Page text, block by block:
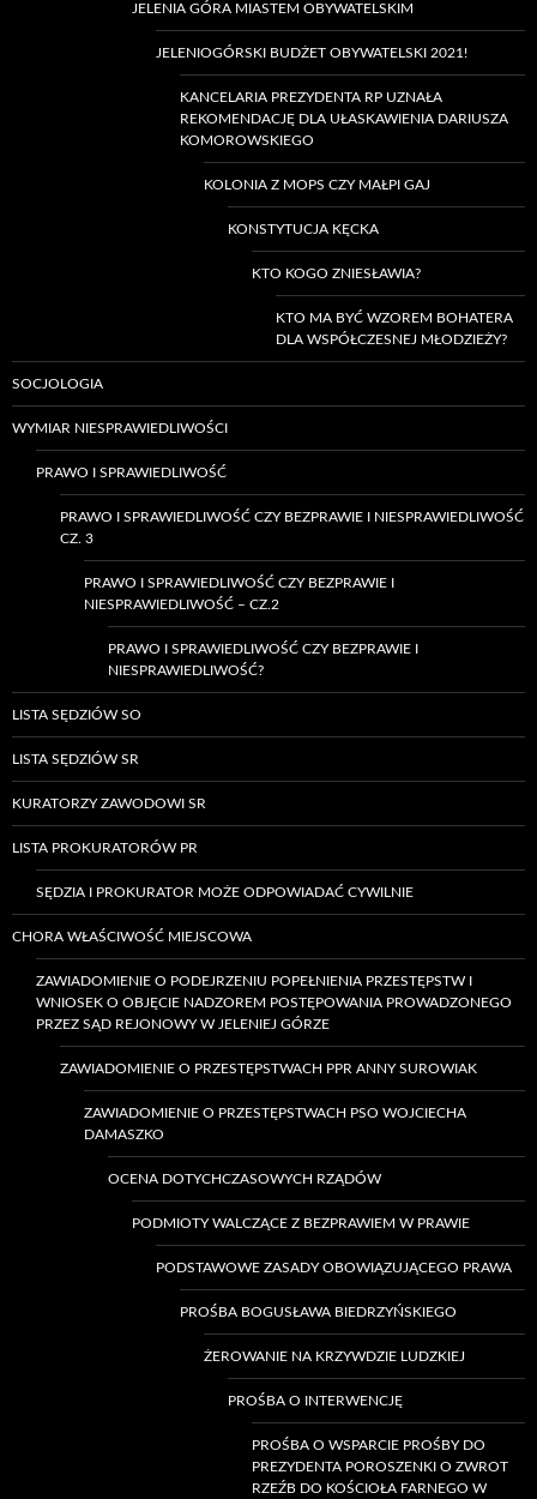
JELENIA GÓRA MIASTEM OBYWATELSKIM
JELENIOGÓRSKI BUDŻET OBYWATELSKI 2021!
KANCELARIA PREZYDENTA RP UZNAŁA
REKOMENDACJĘ DLA UŁASKAWIENIA DARIUSZA
KOMOROWSKIEGO
KOLONIA Z MOPS CZY MAŁPI GAJ
KONSTYTUCJA KĘCKA
KTO KOGO ZNIESŁAWIA?
KTO MA BYĆ WZOREM BOHATERA
DLA WSPÓŁCZESNEJ MŁODZIEŻY?
SOCJOLOGIA
WYMIAR NIESPRAWIEDLIWOŚCI
PRAWO I SPRAWIEDLIWOŚĆ
PRAWO I SPRAWIEDLIWOŚĆ CZY BEZPRAWIE I NIESPRAWIEDLIWOŚĆ
CZ. 3
PRAWO I SPRAWIEDLIWOŚĆ CZY BEZPRAWIE I
NIESPRAWIEDLIWOŚĆ – CZ.2
PRAWO I SPRAWIEDLIWOŚĆ CZY BEZPRAWIE I
NIESPRAWIEDLIWOŚĆ?
LISTA SĘDZIÓW SO
LISTA SĘDZIÓW SR
KURATORZY ZAWODOWI SR
LISTA PROKURATORÓW PR
SĘDZIA I PROKURATOR MOŻE ODPOWIADAĆ CYWILNIE
CHORA WŁAŚCIWOŚĆ MIEJSCOWA
ZAWIADOMIENIE O PODEJRZENIU POPEŁNIENIA PRZESTĘPSTW I
WNIOSEK O OBJĘCIE NADZOREM POSTĘPOWANIA PROWADZONEGO
PRZEZ SĄD REJONOWY W JELENIEJ GÓRZE
ZAWIADOMIENIE O PRZESTĘPSTWACH PPR ANNY SUROWIAK
ZAWIADOMIENIE O PRZESTĘPSTWACH PSO WOJCIECHA
DAMASZKO
OCENA DOTYCHCZASOWYCH RZĄDÓW
PODMIOTY WALCZĄCE Z BEZPRAWIEM W PRAWIE
PODSTAWOWE ZASADY OBOWIĄZUJĄCEGO PRAWA
PROŚBA BOGUSŁAWA BIEDRZYŃSKIEGO
ŻEROWANIE NA KRZYWDZIE LUDZKIEJ
PROŚBA O INTERWENCJĘ
PROŚBA O WSPARCIE PROŚBY DO
PREZYDENTA POROSZENKI O ZWROT
RZEŹB DO KOŚCIOŁA FARNEGO W